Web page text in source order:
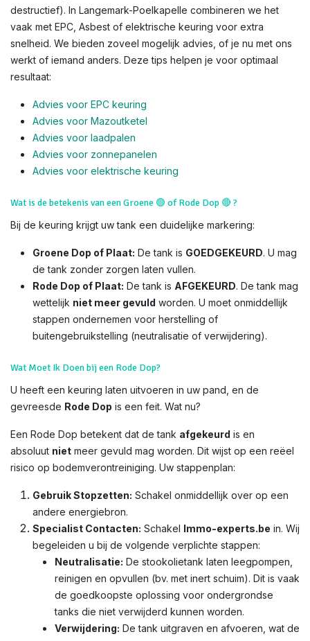
destructief). In Langemark-Poelkapelle combineren we het
vaak met EPC, Asbest of elektrische keuring voor extra
snelheid. We bieden zoveel mogelijk advies, of je nu met ons
werkt of iemand anders. Deze tips helpen je voor optimaal
resultaat:
Advies voor EPC keuring
Advies voor Mazoutketel
Advies voor laadpalen
Advies voor zonnepanelen
Advies voor elektrische keuring
Wat is de betekenis van een Groene 🟢 of Rode Dop🔴?
Bij de keuring krijgt uw tank een duidelijke markering:
Groene Dop of Plaat: De tank is GOEDGEKEURD. U mag
de tank zonder zorgen laten vullen.
Rode Dop of Plaat: De tank is AFGEKEURD. De tank mag
wettelijk niet meer gevuld worden. U moet onmiddellijk
stappen ondernemen voor herstelling of
buitengebruikstelling (neutralisatie of verwijdering).
Wat Moet Ik Doen bij een Rode Dop?
U heeft een keuring laten uitvoeren in uw pand, en de
gevreesde Rode Dop is een feit. Wat nu?
Een Rode Dop betekent dat de tank afgekeurd is en
absoluut niet meer gevuld mag worden. Dit wijst op een reëel
risico op bodemverontreiniging. Uw stappenplan:
Gebruik Stopzetten: Schakel onmiddellijk over op een
andere energiebron.
Specialist Contacten: Schakel Immo-experts.be in. Wij
begeleiden u bij de volgende verplichte stappen:
Neutralisatie: De stookolietank laten leegpompen,
reinigen en opvullen (bv. met inert schuim). Dit is vaak
de goedkoopste oplossing voor ondergrondse
tanks die niet verwijderd kunnen worden.
Verwijdering: De tank uitgraven en afvoeren, wat de